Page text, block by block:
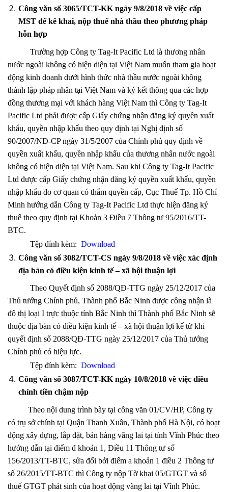
Công văn số 3065/TCT-KK ngày 9/8/2018 về việc cấp
MST để kê khai, nộp thuế nhà thầu theo phương pháp
hỗn hợp
Trường hợp Công ty Tag-It Pacific Ltd là thương nhân
nước ngoài không có hiện diện tại Việt Nam muốn tham gia hoạt
động kinh doanh dưới hình thức nhà thầu nước ngoài không
thành lập pháp nhân tại Việt Nam và ký kết thông qua các hợp
đồng thương mại với khách hàng Việt Nam thì Công ty Tag-It
Pacific Ltd phải được cấp Giấy chứng nhận đăng ký quyền xuất
khẩu, quyền nhập khẩu theo quy định tại Nghị định số
90/2007/NĐ-CP ngày 31/5/2007 của Chính phủ quy định về
quyền xuất khẩu, quyền nhập khẩu của thương nhân nước ngoài
không có hiện diện tại Việt Nam. Sau khi Công ty Tag-It Pacific
Ltd được cấp Giấy chứng nhận đăng ký quyền xuất khẩu, quyền
nhập khẩu do cơ quan có thẩm quyền cấp, Cục Thuế Tp. Hồ Chí
Minh hướng dẫn Công ty Tag-It Pacific Ltd thực hiện đăng ký
thuế theo quy định tại Khoản 3 Điều 7 Thông tư 95/2016/TT-
BTC.
Tệp đính kèm: Download
Công văn số 3082/TCT-CS ngày 9/8/2018 về việc xác định
địa bàn có điều kiện kinh tế – xã hội thuận lợi
Theo Quyết định số 2088/QĐ-TTG ngày 25/12/2017 của
Thủ tướng Chính phủ, Thành phố Bắc Ninh được công nhận là
đô thị loại I trực thuộc tỉnh Bắc Ninh thì Thành phố Bắc Ninh sẽ
thuộc địa bàn có điều kiện kinh tế – xã hội thuận lợi kể từ khi
quyết định số 2088/QĐ-TTG ngày 25/12/2017 của Thủ tướng
Chính phủ có hiệu lực.
Tệp đính kèm: Download
Công văn số 3087/TCT-KK ngày 10/8/2018 về việc điều
chỉnh tiền chậm nộp
Theo nội dung trình bày tại công văn 01/CV/HP, Công ty
có trụ sở chính tại Quận Thanh Xuân, Thành phố Hà Nội, có hoạt
động xây dựng, lắp đặt, bán hàng vãng lai tại tỉnh Vĩnh Phúc theo
hướng dẫn tại điểm đ khoản 1, Điều 11 Thông tư số
156/2013/TT-BTC, sửa đổi bởi điểm a khoản 1 điều 2 Thông tư
số 26/2015/TT-BTC thì Công ty nộp Tờ khai 05/GTGT và số
thuế GTGT phát sinh của hoạt động vãng lai tại Vĩnh Phúc.